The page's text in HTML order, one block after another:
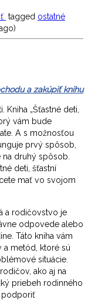
tagged ostatné
a zakúpiť knihu
Kniha „Šťastné deti,
vám bude
A s možnosťou
prvý spôsob,
na druhý spôsob.
deti, šťastní
mať vo svojom
a rodičovstvo je
odpovede alebo
Táto kniha vám
a metód, ktoré sú
situácie.
ako aj na
priebeh rodinného
podporiť